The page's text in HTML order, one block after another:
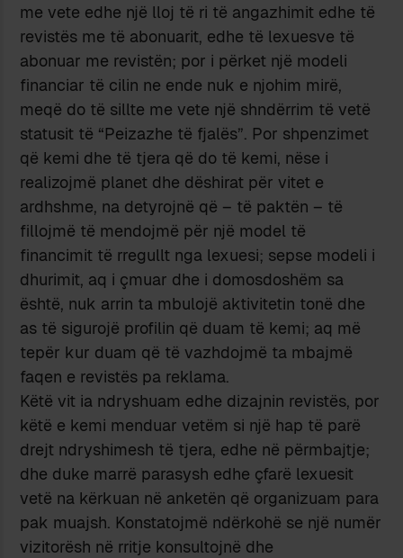
me vete edhe një lloj të ri të angazhimit edhe të
revistës me të abonuarit, edhe të lexuesve të
abonuar me revistën; por i përket një modeli
financiar të cilin ne ende nuk e njohim mirë,
meqë do të sillte me vete një shndërrim të vetë
statusit të “Peizazhe të fjalës”. Por shpenzimet
që kemi dhe të tjera që do të kemi, nëse i
realizojmë planet dhe dëshirat për vitet e
ardhshme, na detyrojnë që – të paktën – të
fillojmë të mendojmë për një model të
financimit të rregullt nga lexuesi; sepse modeli i
dhurimit, aq i çmuar dhe i domosdoshëm sa
është, nuk arrin ta mbulojë aktivitetin tonë dhe
as të sigurojë profilin që duam të kemi; aq më
tepër kur duam që të vazhdojmë ta mbajmë
faqen e revistës pa reklama.
Këtë vit ia ndryshuam edhe dizajnin revistës, por
këtë e kemi menduar vetëm si një hap të parë
drejt ndryshimesh të tjera, edhe në përmbajtje;
dhe duke marrë parasysh edhe çfarë lexuesit
vetë na kërkuan në anketën që organizuam para
pak muajsh. Konstatojmë ndërkohë se një numër
vizitorësh në rritje konsultojnë dhe